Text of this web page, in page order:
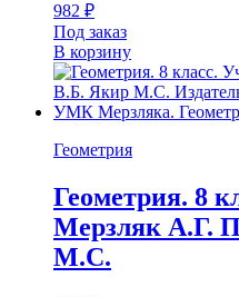
982 ₽
Под заказ
В корзину
Геометрия
Геометрия. 8
Мерзляк А.Г.
М.С.